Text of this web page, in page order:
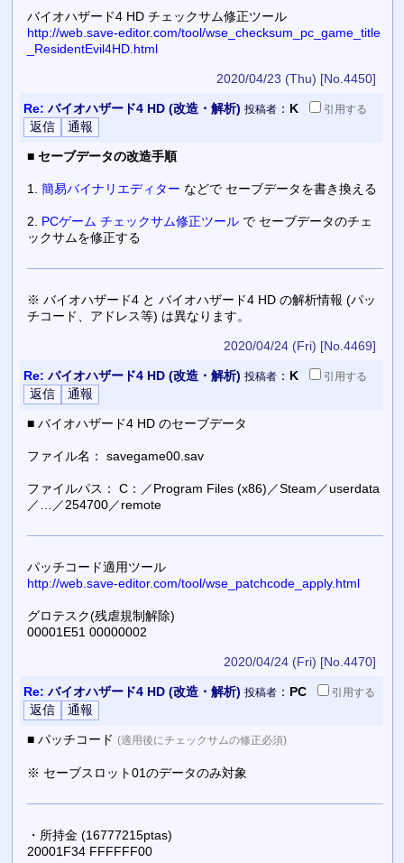
バイオハザード4 HD チェックサム修正ツール
http://web.save-editor.com/tool/wse_checksum_pc_game_title
_ResidentEvil4HD.html
2020/04/23 (Thu) [No.4450]
Re: バイオハザード4 HD (改造・解析) 投稿者： K 引用する
■ セーブデータの改造手順
1. 簡易バイナリエディター などで セーブデータを書き換える
2. PCゲーム チェックサム修正ツールで セーブデータのチェ
ックサムを修正する
※ バイオハザード4 と バイオハザード4 HD の解析情報 (パッ
チコード、アドレス等) は異なります。
2020/04/24 (Fri) [No.4469]
Re: バイオハザード4 HD (改造・解析) 投稿者： K 引用する
■ バイオハザード4 HD のセーブデータ
ファイル名： savegame00.sav
ファイルパス： C：／Program Files (x86)／Steam／userdata
／…／254700／remote
パッチコード適用ツール
http://web.save-editor.com/tool/wse_patchcode_apply.html
グロテスク(残虐規制解除)
00001E51 00000002
2020/04/24 (Fri) [No.4470]
Re: バイオハザード4 HD (改造・解析) 投稿者： PC 引用する
■ パッチコード (適用後にチェックサムの修正必須)
※ セーブスロット01のデータのみ対象
・所持金 (16777215ptas)
20001F34 FFFFFF00